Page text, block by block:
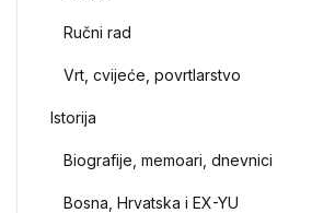
Ručni rad
Vrt, cvijeće, povrtlarstvo
Istorija
Biografije, memoari, dnevnici
Bosna, Hrvatska i EX-YU